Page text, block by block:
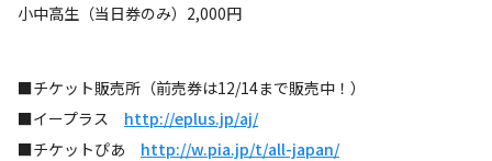
小中高生（当日券のみ）2,000円
■チケット販売所（前売券は12/14まで販売中！）
■イープラス http://eplus.jp/aj/
■チケットぴあ http://w.pia.jp/t/all-japan/